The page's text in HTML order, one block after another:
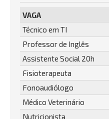
VAGA
Técnico em TI
Professor de Inglês
Assistente Social 20h
Fisioterapeuta
Fonoaudiólogo
Médico Veterinário
Nutricionista